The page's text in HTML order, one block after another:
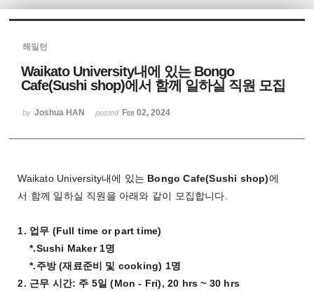
해밀턴
Waikato University내에 있는 Bongo
Cafe(Sushi shop)에서 함께 일하실 직원 모집
by Joshua HAN posted Feb 02, 2024
Waikato University내에 있는 Bongo Cafe(Sushi shop)에
서 함께 일하실 직원을 아래와 같이 모집합니다
1. 업무 (Full time or part time)
*.Sushi Maker 1명
*.주방(재료준비 및 cooking) 1명
2. 근무 시간: 주 5일 (Mon - Fri), 20 hrs ~ 30 hrs